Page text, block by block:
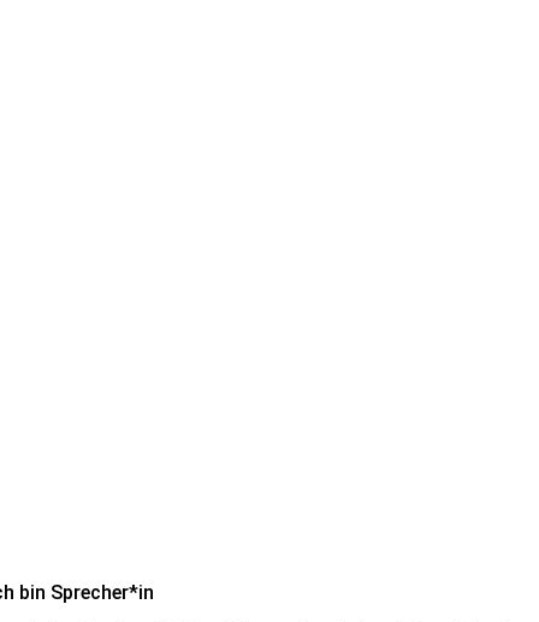
bin Sprecher*in